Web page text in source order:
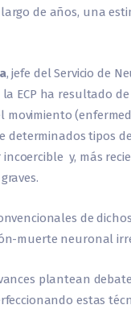
de años, una
, jefe del Servicio de
ECP ha resultado
tipos
y, más
de
muerte neuronal
plantean
estas